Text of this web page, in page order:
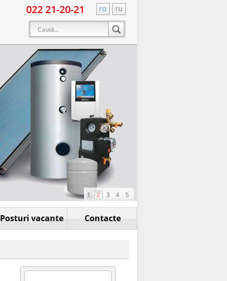
022 21-20-21 ru
ro
1 2 3 4 5
Posturi vacante
Contacte